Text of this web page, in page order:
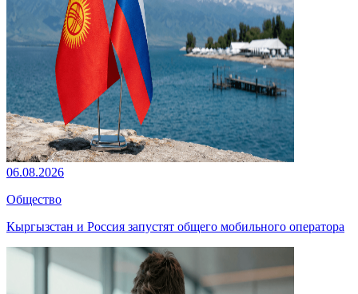
06.08.2026
Общество
Кыргызстан и Россия запустят общего мобильного оператора